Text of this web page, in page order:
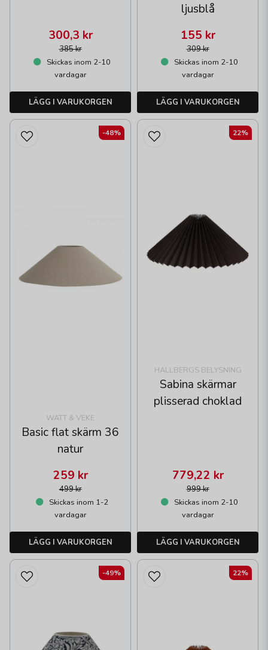
385 kr
300,3 kr
Skickas inom 2-10
vardagar
LÄGG I VARUKORGEN
ljusblå
309 kr
155 kr
Skickas inom 2-10
vardagar
LÄGG I VARUKORGEN
WATT & VEKE
Basic flat skärm 36
natur
499 kr
259 kr
Skickas inom 1-2
vardagar
LÄGG I VARUKORGEN
-48%
HALLBERGS BELYSNING
Sabina skärmar
plisserad choklad
999 kr
779,22 kr
Skickas inom 2-10
vardagar
LÄGG I VARUKORGEN
22%
-49% 22%